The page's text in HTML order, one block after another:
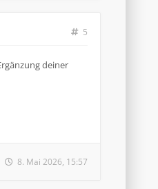
5
deiner
8. Mai 2026, 15:57